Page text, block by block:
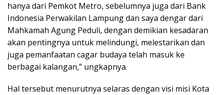
hanya dari Pemkot Metro, sebelumnya juga dari Bank
Indonesia Perwakilan Lampung dan saya dengar dari
Mahkamah Agung Peduli, dengan demikian kesadaran
akan pentingnya untuk melindungi, melestarikan dan
juga pemanfaatan cagar budaya telah masuk ke
berbagai kalangan,” ungkapnya.
Hal tersebut menurutnya selaras dengan visi misi Kota